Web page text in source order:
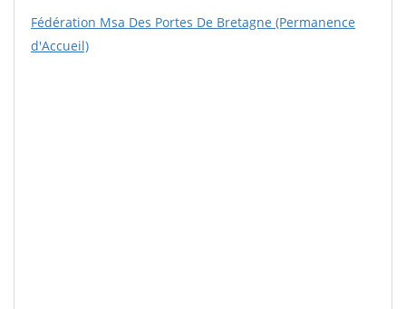
Fédération Msa Des Portes De Bretagne (Permanence
d'Accueil)